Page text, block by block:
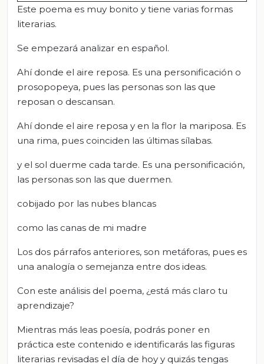
Este poema es muy bonito y tiene varias formas
literarias.
Se empezará analizar en español.
Ahí donde el aire reposa. Es una personificación o
prosopopeya, pues las personas son las que
reposan o descansan.
Ahí donde el aire reposa y en la flor la mariposa. Es
una rima, pues coinciden las últimas sílabas.
y el sol duerme cada tarde. Es una personificación,
las personas son las que duermen.
cobijado por las nubes blancas
como las canas de mi madre
Los dos párrafos anteriores, son metáforas, pues es
una analogía o semejanza entre dos ideas.
Con este análisis del poema, ¿está más claro tu
aprendizaje?
Mientras más leas poesía, podrás poner en
práctica este contenido e identificarás las figuras
literarias revisadas el día de hoy y quizás tengas